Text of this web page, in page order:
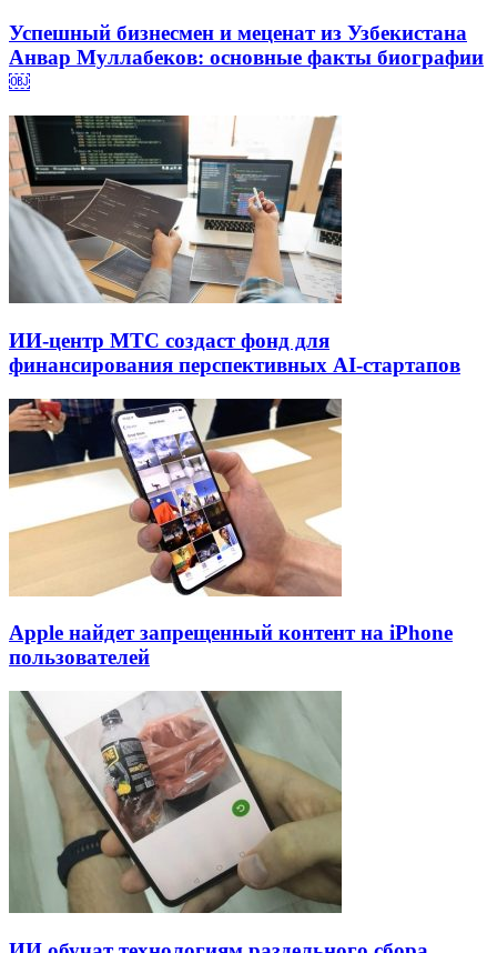
Успешный бизнесмен и меценат из Узбекистана
Анвар Муллабеков: основные факты биографии
￼
ИИ-центр МТС создаст фонд для
финансирования перспективных AI-стартапов
Apple найдет запрещенный контент на iPhone
пользователей